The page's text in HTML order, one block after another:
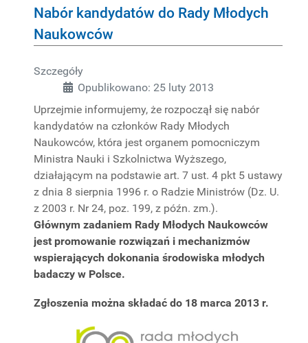
Nabór kandydatów do Rady Młodych
Naukowców
Szczegóły
Opublikowano: 25 luty 2013
Uprzejmie informujemy, że rozpoczął się nabór
kandydatów na członków Rady Młodych
Naukowców, która jest organem pomocniczym
Ministra Nauki i Szkolnictwa Wyższego,
działającym na podstawie art. 7 ust. 4 pkt 5 ustawy
z dnia 8 sierpnia 1996 r. o Radzie Ministrów (Dz. U.
z 2003 r. Nr 24, poz. 199, z późn. zm.).
Głównym zadaniem Rady Młodych Naukowców
jest promowanie rozwiązań i mechanizmów
wspierających dokonania środowiska młodych
badaczy w Polsce.
Zgłoszenia można składać do 18 marca 2013 r.